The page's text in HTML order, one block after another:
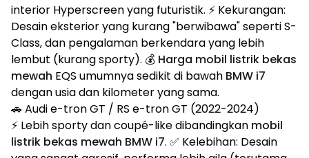
interior Hyperscreen yang futuristik. ⚡ Kekurangan:
Desain eksterior yang kurang "berwibawa" seperti S-
Class, dan pengalaman berkendara yang lebih
lembut (kurang sporty). 💰 Harga mobil listrik bekas
mewah EQS umumnya sedikit di bawah BMW i7
dengan usia dan kilometer yang sama.
🚗 Audi e-tron GT / RS e-tron GT (2022-2024)
⚡ Lebih sporty dan coupé-like dibandingkan mobil
listrik bekas mewah BMW i7. ✅ Kelebihan: Desain